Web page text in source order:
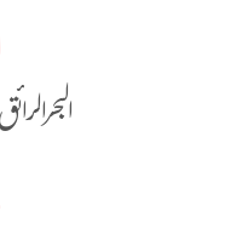
البحرالرائق(234/